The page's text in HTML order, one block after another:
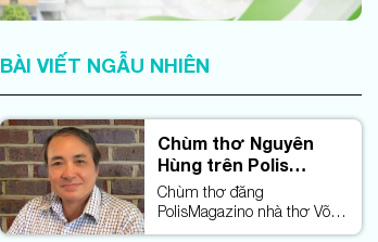
BÀI VIẾT NGẪU NHIÊN
Chùm thơ Nguyên
Hùng trên Polis
Magazino
Chùm thơ đăng
PolisMagazino nhà thơ Võ
Thị Như Mai chuyển ngữ